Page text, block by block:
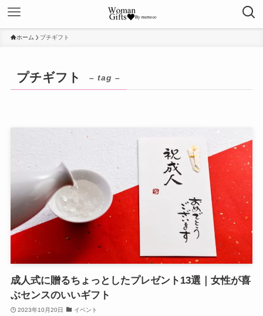
ホーム プチギフト
プチギフト – tag –
成人式に贈るちょっとしたプレゼント13選｜女性が喜
ぶセンスのいいギフト
2023年10月20日 イベント